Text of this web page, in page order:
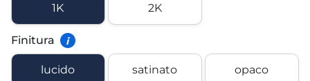
1K 2K
Finitura i
lucido satinato opaco